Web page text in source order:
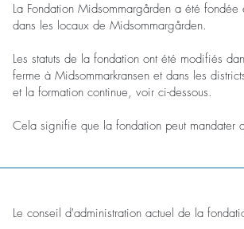
La Fondation Midsommargården a été
dans les locaux de Midsommargården.
Les statuts de la fondation ont été modifiés
ferme à Midsommarkransen et dans les
et la formation continue, voir ci-dessous.
Cela signifie que la fondation peut mandater
Le conseil d'administration actuel de la